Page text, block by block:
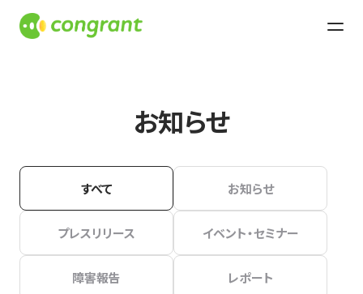
お知らせ
すべて お知らせ
プレスリリース イベント・セミナー
障害報告 レポート